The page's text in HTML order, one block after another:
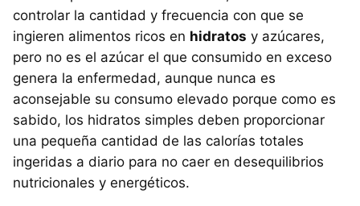
controlar la cantidad y frecuencia con que se
ingieren alimentos ricos en hidratos y azúcares,
pero no es el azúcar el que consumido en exceso
genera la enfermedad, aunque nunca es
aconsejable su consumo elevado porque como es
sabido, los hidratos simples deben proporcionar
una pequeña cantidad de las calorías totales
ingeridas a diario para no caer en desequilibrios
nutricionales y energéticos.